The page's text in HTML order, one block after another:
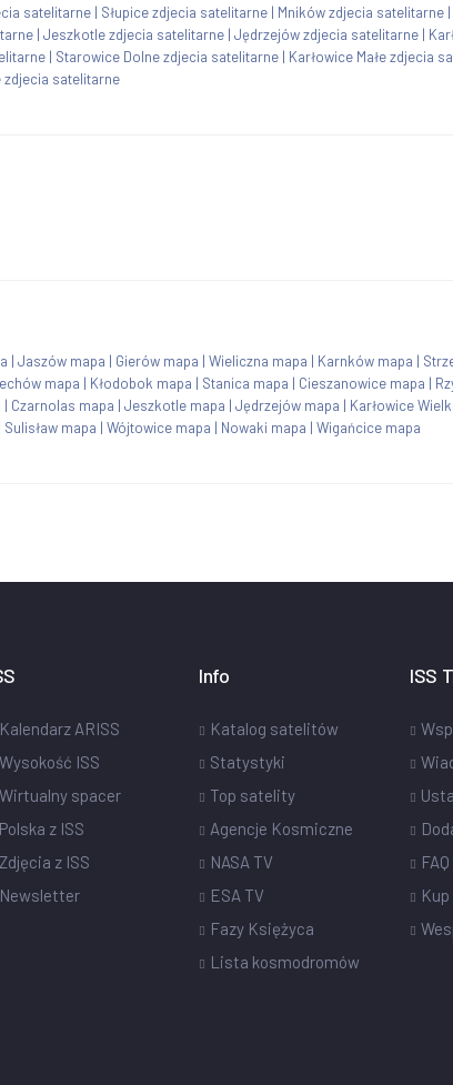
satelitarne | Słupice zdjecia satelitarne | Mników zdjecia satelitarne |
| Jeszkotle zdjecia satelitarne | Jędrzejów zdjecia satelitarne |
| Starowice Dolne zdjecia satelitarne | Karłowice Małe zdjecia
zdjecia satelitarne
| Jaszów mapa | Gierów mapa | Wieliczna mapa | Karnków mapa |
mapa | Kłodobok mapa | Stanica mapa | Cieszanowice mapa |
| Czarnolas mapa | Jeszkotle mapa | Jędrzejów mapa | Karłowice
Sulisław mapa | Wójtowice mapa | Nowaki mapa | Wigańcice mapa
Kalendarz ARISS
Wysokość ISS
Wirtualny spacer
Polska z ISS
Zdjęcia z ISS
Newsletter
Info
Katalog satelitów
Statystyki
Top satelity
Agencje Kosmiczne
NASA TV
ESA TV
Fazy Księżyca
Lista kosmodromów
ISS
FAQ